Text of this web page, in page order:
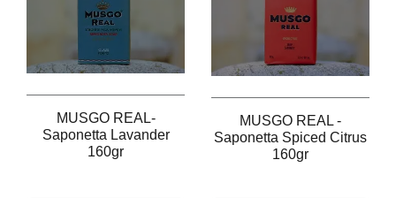
MUSGO REAL-
Saponetta Lavander
160gr
MUSGO REAL -
Saponetta Spiced Citrus
160gr